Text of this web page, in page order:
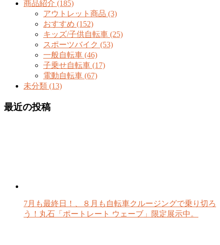
商品紹介 (185)
アウトレット商品 (3)
おすすめ (152)
キッズ/子供自転車 (25)
スポーツバイク (53)
一般自転車 (46)
子乗せ自転車 (17)
電動自転車 (67)
未分類 (13)
最近の投稿
7月も最終日！、８月も自転車クルージングで乗り切ろ
う！丸石「ポートレート ウェーブ」限定展示中。